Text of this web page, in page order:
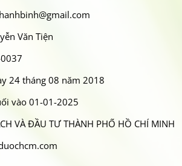
Văn Tiện
24 tháng 08 năm 2018
vào 01-01-2025
VÀ ĐẦU TƯ THÀNH PHỐ HỒ CHÍ MINH